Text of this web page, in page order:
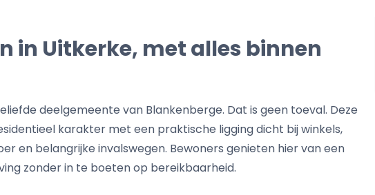
in Uitkerke, met alles binnen
deelgemeente van Blankenberge. Dat is geen toeval. Deze
karakter met een praktische ligging dicht bij winkels,
en belangrijke invalswegen. Bewoners genieten hier van een
zonder in te boeten op bereikbaarheid.